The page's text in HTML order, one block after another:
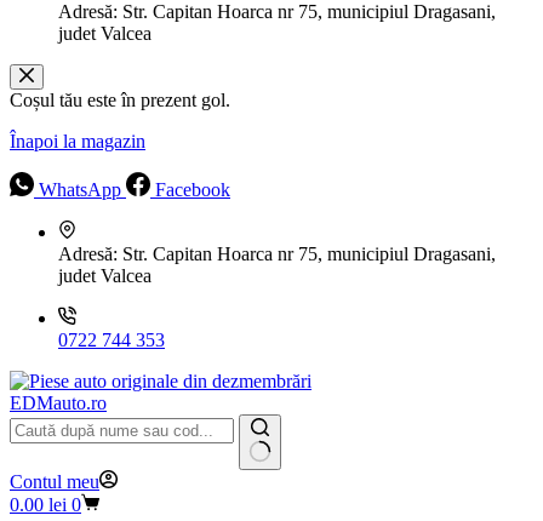
Adresă: Str. Capitan Hoarca nr 75, municipiul Dragasani,
judet Valcea
Coșul tău este în prezent gol.
Înapoi la magazin
WhatsApp Facebook
Adresă: Str. Capitan Hoarca nr 75, municipiul Dragasani,
judet Valcea
0722 744 353
EDMauto.ro
Niciun
rezultat
Contul meu
Coș
0.00 lei 0